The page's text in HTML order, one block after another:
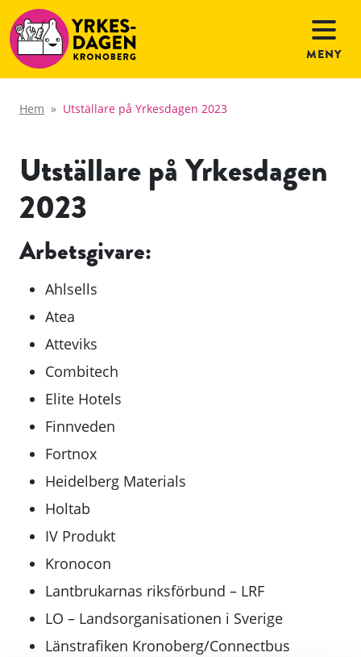
MENY
Hem » Utställare på Yrkesdagen 2023
Utställare på Yrkesdagen
2023
Arbetsgivare:
Ahlsells
Atea
Atteviks
Combitech
Elite Hotels
Finnveden
Fortnox
Heidelberg Materials
Holtab
IV Produkt
Kronocon
Lantbrukarnas riksförbund – LRF
LO – Landsorganisationen i Sverige
Länstrafiken Kronoberg/Connectbus